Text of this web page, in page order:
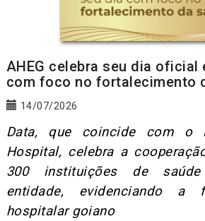
AHEG celebra seu dia oficial
com foco no fortalecimento
14/07/2026
Data, que coincide com o
Hospital, celebra a
300 instituições de
entidade, evidenciando a
hospitalar goiano